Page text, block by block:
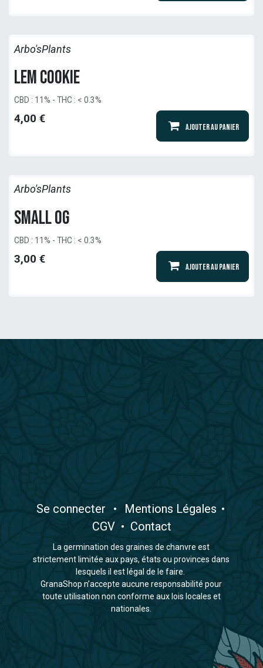
Arbo'sPlants
Lem Cookie
CBD : 11% - THC : < 0.3%
4,00 €
Ajouter au panier
Arbo'sPlants
Small OG
CBD : 11% - THC : < 0.3%
3,00 €
Ajouter au panier
​Se connecter • ​Mentions Légales •
CGV• Contact
La germination des graines de chanvre est
strictement limitée aux pays, états ou provinces dans
lesquels il est légal de le faire.
GranaShop n’accepte aucune responsabilité pour
toute utilisation non conforme aux lois locales et
nationales.